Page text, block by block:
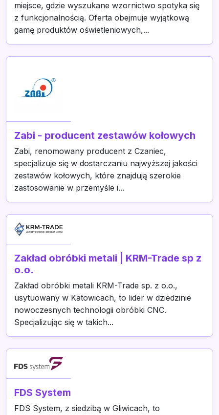
miejsce, gdzie wyszukane wzornictwo spotyka się
z funkcjonalnością. Oferta obejmuje wyjątkową
gamę produktów oświetleniowych,...
Zabi - producent zestawów kołowych
Zabi, renomowany producent z Czaniec,
specjalizuje się w dostarczaniu najwyższej jakości
zestawów kołowych, które znajdują szerokie
zastosowanie w przemyśle i...
Zakład obróbki metali | KRM-Trade sp z
o.o.
Zakład obróbki metali KRM-Trade sp. z o.o.,
usytuowany w Katowicach, to lider w dziedzinie
nowoczesnych technologii obróbki CNC.
Specjalizując się w takich...
FDS System
FDS System, z siedzibą w Gliwicach, to